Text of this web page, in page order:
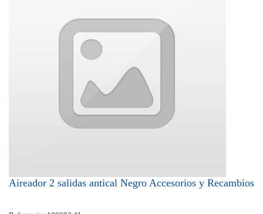
Aireador 2 salidas antical Negro Accesorios y Recambios